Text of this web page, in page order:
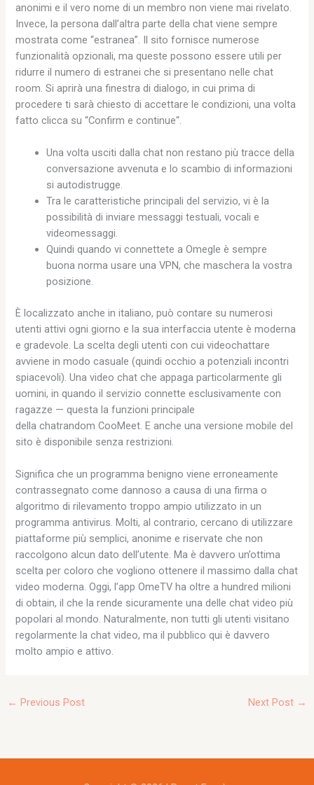
anonimi e il vero nome di un membro non viene mai rivelato.
Invece, la persona dall’altra parte della chat viene sempre
mostrata come “estranea”. Il sito fornisce numerose
funzionalità opzionali, ma queste possono essere utili per
ridurre il numero di estranei che si presentano nelle chat
room. Si aprirà una finestra di dialogo, in cui prima di
procedere ti sarà chiesto di accettare le condizioni, una volta
fatto clicca su “Confirm e continue“.
Una volta usciti dalla chat non restano più tracce della
conversazione avvenuta e lo scambio di informazioni
si autodistrugge.
Tra le caratteristiche principali del servizio, vi è la
possibilità di inviare messaggi testuali, vocali e
videomessaggi.
Quindi quando vi connettete a Omegle è sempre
buona norma usare una VPN, che maschera la vostra
posizione.
È localizzato anche in italiano, può contare su numerosi
utenti attivi ogni giorno e la sua interfaccia utente è moderna
e gradevole. La scelta degli utenti con cui videochattare
avviene in modo casuale (quindi occhio a potenziali incontri
spiacevoli). Una video chat che appaga particolarmente gli
uomini, in quando il servizio connette esclusivamente con
ragazze — questa la funzioni principale
della chatrandom CooMeet. E anche una versione mobile del
sito è disponibile senza restrizioni.
Significa che un programma benigno viene erroneamente
contrassegnato come dannoso a causa di una firma o
algoritmo di rilevamento troppo ampio utilizzato in un
programma antivirus. Molti, al contrario, cercano di utilizzare
piattaforme più semplici, anonime e riservate che non
raccolgono alcun dato dell’utente. Ma è davvero un’ottima
scelta per coloro che vogliono ottenere il massimo dalla chat
video moderna. Oggi, l’app OmeTV ha oltre a hundred milioni
di obtain, il che la rende sicuramente una delle chat video più
popolari al mondo. Naturalmente, non tutti gli utenti visitano
regolarmente la chat video, ma il pubblico qui è davvero
molto ampio e attivo.
← Previous Post Next Post →